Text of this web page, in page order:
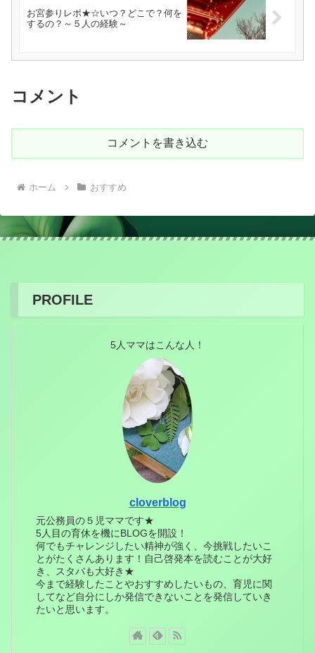
お宮参りレポ★☆いつ？どこで？何を
するの？～５人の経験～
コメント
コメントを書き込む
ホーム おすすめ
PROFILE
5人ママはこんな人！
cloverblog
元公務員の５児ママです★
5人目の育休を機にBLOGを開設！
何でもチャレンジしたい精神が強く、今挑戦したいこ
とがたくさんあります！自己啓発本を読むことが大好
き、スタバも大好き★
今まで経験したことやおすすめしたいもの、育児に関
してなど自分にしか発信できないことを発信していき
たいと思います。